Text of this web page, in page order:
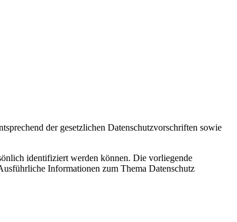
der gesetzlichen Datenschutzvorschriften sowie
identifiziert werden können. Die vorliegende
Informationen zum Thema Datenschutz